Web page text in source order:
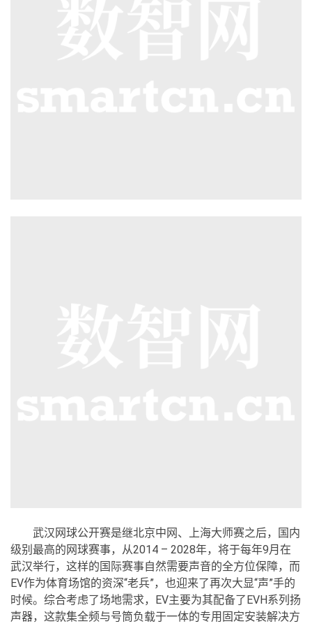
武汉网球公开赛是继北京中网、上海大师赛之后，国内
级别最高的网球赛事，从2014 – 2028年，将于每年9月在
武汉举行，这样的国际赛事自然需要声音的全方位保障，而
EV作为体育场馆的资深“老兵”，也迎来了再次大显“声”手的
时候。综合考虑了场地需求，EV主要为其配备了EVH系列扬
声器，这款集全频与号筒负载于一体的专用固定安装解决方